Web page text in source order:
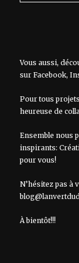
Vous aussi,
sur Facebook,
Pour tous
heureuse de
Ensemble nous
inspirants:
pour vous!
N’hésitez pas à
À bientôt!!!